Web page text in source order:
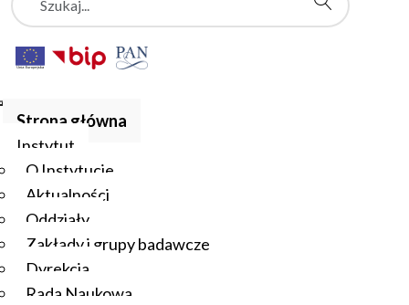
Strona główna
Instytut
O Instytucie
Aktualności
Oddziały
Zakłady i grupy badawcze
Dyrekcja
Rada Naukowa